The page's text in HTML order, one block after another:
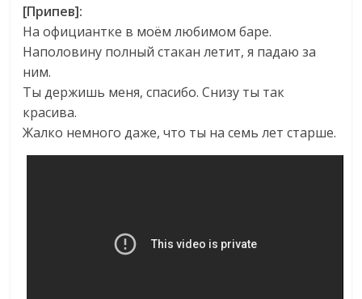
[Припев]:
На официантке в моём любимом баре.
Наполовину полный стакан летит, я падаю за
ним.
Ты держишь меня, спасибо. Снизу ты так
красива.
Жалко немного даже, что ты на семь лет старше.